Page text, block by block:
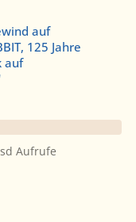
auf
125 Jahre
auf
Aufrufe